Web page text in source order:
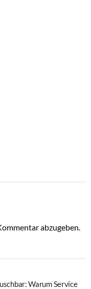
abzugeben.
Warum Service